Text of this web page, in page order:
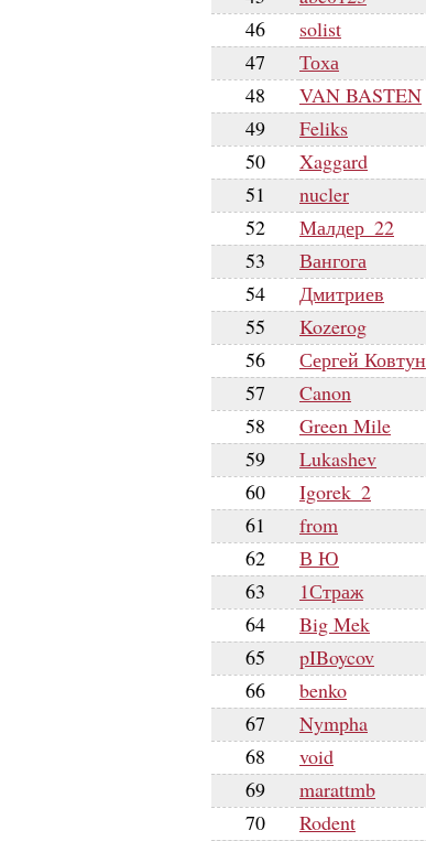
46
solist
47
Тоха
48
VAN BASTEN
49
Feliks
50
Xaggard
51
nucler
52
Малдер_22
53
Вангога
54
Дмитриев
55
Kozerog
56
Сергей Ковтун
57
Canon
58
Green Mile
59
Lukashev
60
Igorek_2
61
from
62
В Ю
63
1Страж
64
Big Mek
65
pIBoycov
66
benko
67
Nympha
68
void
69
marattmb
70
Rodent